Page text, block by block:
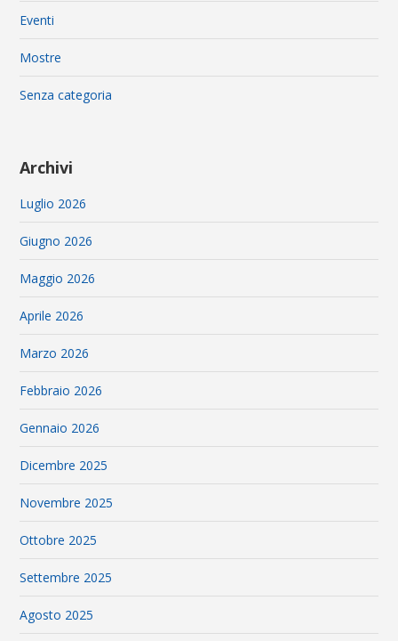
Eventi
Mostre
Senza categoria
Archivi
Luglio 2026
Giugno 2026
Maggio 2026
Aprile 2026
Marzo 2026
Febbraio 2026
Gennaio 2026
Dicembre 2025
Novembre 2025
Ottobre 2025
Settembre 2025
Agosto 2025